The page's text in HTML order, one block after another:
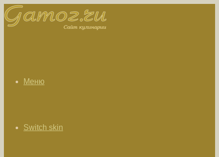
Меню
Switch skin